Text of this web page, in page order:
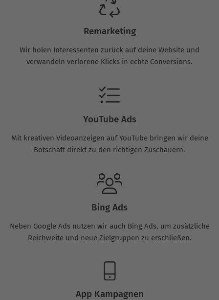
Remarketing
Wir holen Interessenten zurück auf deine Website und
verwandeln verlorene Klicks in echte Conversions.
YouTube Ads
Mit kreativen Videoanzeigen auf YouTube bringen wir deine
Botschaft direkt zu den richtigen Zuschauern.
Bing Ads
Neben Google Ads nutzen wir auch Bing Ads, um zusätzliche
Reichweite und neue Zielgruppen zu erschließen.
App Kampagnen